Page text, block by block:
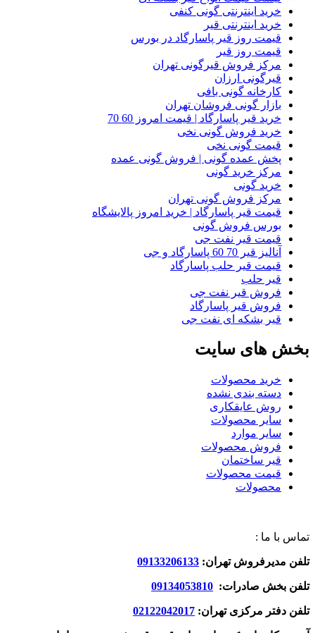
خرید اینترنتی گونی کنفی
خرید اینترنتی قیر
قیمت روز قیر پاسارگاد در بورس
قیمت روز قیر
مرکز فروش قیرگونی تهران
قیرگونی ارزان
کارخانه گونی بافی
بازار گونی فروشان تهران
خرید قیر پاسارگاد | قیمت امروز 60 70
خرید فروش گونی نخی
قیمت گونی نخی
پخش عمده گونی | فروش گونی عمده
مرکز خرید گونی
خرید گونی
مرکز فروش گونی تهران
قیمت قیر پاسارگاد | خرید امروز پالایشگاه
بورس فروش گونی
قیمت قیر نفت جی
آنالیز قیر 70 60 پاسارگاد و جی
قیمت قیر حلب پاسارگاد
قیر حلب
فروش قیر نفت جی
فروش قیر پاسارگاد
قیر بشکه ای نفت جی
بخش های سایت
خرید محصولات
دسته بندی نشده
روش عایقکاری
سایر محصولات
سایر موارد
فروش محصولات
قیر ساختمان
قیمت محصولات
محصولات
تماس با ما :
تلفن مدیرفروش تهران: 09133206133
تلفن بخش صادرات: 09134053810
تلفن دفتر مرکزی تهران: 02122042017